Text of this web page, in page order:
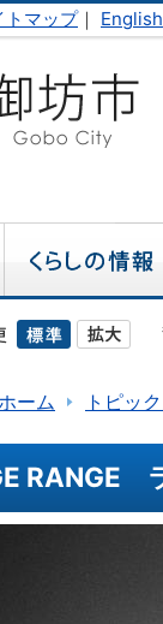
トマップ｜ English
ーム トピッ
RANGE